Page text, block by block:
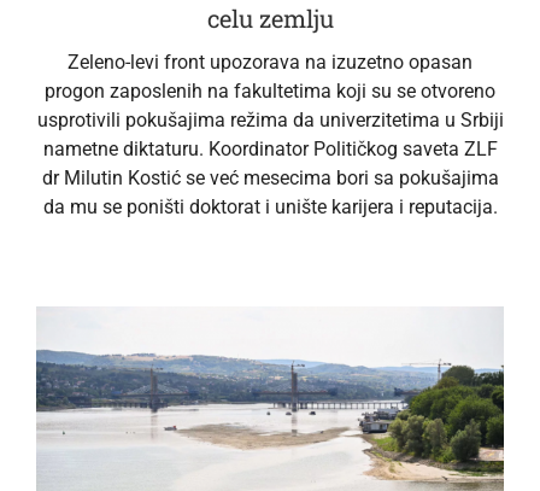
celu zemlju
Zeleno-levi front upozorava na izuzetno opasan
progon zaposlenih na fakultetima koji su se otvoreno
usprotivili pokušajima režima da univerzitetima u Srbiji
nametne diktaturu. Koordinator Političkog saveta ZLF
dr Milutin Kostić se već mesecima bori sa pokušajima
da mu se poništi doktorat i unište karijera i reputacija.